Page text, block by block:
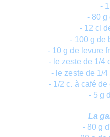
-
- 80 g
- 12 cl
- 100 g de
- 10 g de levure
- le zeste de 1/4
- le zeste de 1/
- 1/2 c. à café
- 5 g
La
- 80 g